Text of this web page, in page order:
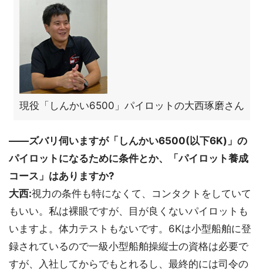
現役「しんかい6500」パイロットの大西琢磨さん
――ズバリ伺いますが「しんかい6500(以下6K)」の
パイロットになるために条件とか、「パイロット養成
コース」はありますか?
大西:視力の条件も特になくて、コンタクトをしていて
もいい。私は裸眼ですが、目が良くないパイロットも
いますよ。体力テストもないです。6Kは小型船舶に登
録されているので一級小型船舶操縦士の資格は必要で
すが、入社してからでもとれるし、最終的には司令の